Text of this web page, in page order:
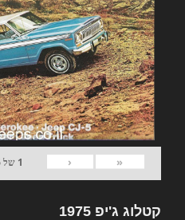
«
‹
1 של
קטלוג ג'יפ 1975